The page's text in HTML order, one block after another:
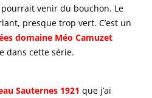
venir du bouchon. Le
presque trop vert. C’est un
domaine Méo Camuzet
dans cette série.
Sauternes 1921 que j’ai